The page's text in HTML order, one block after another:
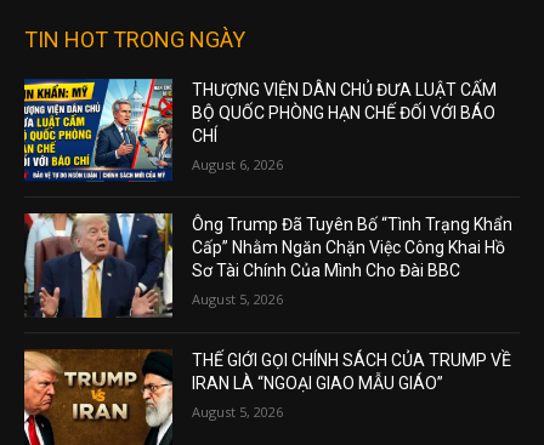
TIN HOT TRONG NGÀY
THƯỢNG VIỆN DÂN CHỦ ĐƯA LUẬT CẤM
BỘ QUỐC PHÒNG HẠN CHẾ ĐỐI VỚI BÁO
CHÍ
August 6, 2026
Ông Trump Đã Tuyên Bố “Tình Trạng Khẩn
Cấp” Nhằm Ngăn Chặn Việc Công Khai Hồ
Sơ Tài Chính Của Mình Cho Đài BBC
August 5, 2026
THẾ GIỚI GỌI CHÍNH SÁCH CỦA TRUMP VỀ
IRAN LÀ “NGOẠI GIAO MẪU GIÁO”
August 5, 2026